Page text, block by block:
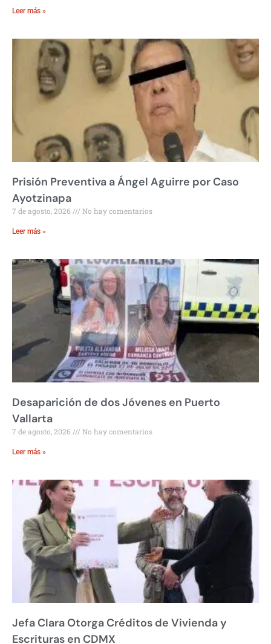
Leer más »
Prisión Preventiva a Ángel Aguirre por Caso
Ayotzinapa
7 de agosto, 2026 No hay comentarios
Leer más »
Desaparición de dos Jóvenes en Puerto
Vallarta
7 de agosto, 2026 No hay comentarios
Leer más »
Jefa Clara Otorga Créditos de Vivienda y
Escrituras en CDMX